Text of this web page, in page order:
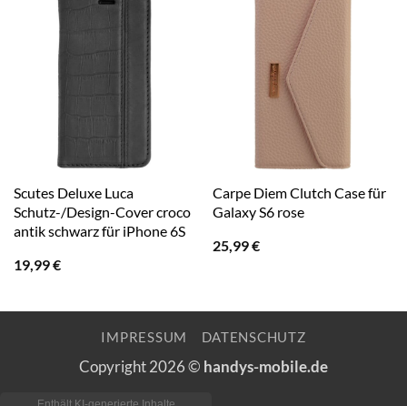
Scutes Deluxe Luca
Schutz-/Design-Cover croco
antik schwarz für iPhone 6S
19,99€
Carpe Diem Clutch Case für
Galaxy S6 rose
25,99€
IMPRESSUM DATENSCHUTZ
Copyright 2026 © handys-mobile.de